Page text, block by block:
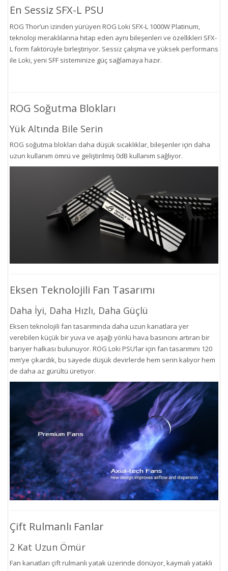
En Sessiz SFX-L PSU
ROG Thor’un izinden yürüyen ROG Loki SFX-L 1000W Platinum,
teknoloji meraklılarına hitap eden aynı bileşenleri ve özellikleri SFX-
L form faktörüyle birleştiriyor. Sessiz çalışma ve yüksek performans
ile Loki, yeni SFF sisteminize güç sağlamaya hazır.
ROG Soğutma Blokları
Yük Altında Bile Serin
ROG soğutma blokları daha düşük sıcaklıklar, bileşenler için daha
uzun kullanım ömrü ve geliştirilmiş 0dB kullanım sağlıyor.
Eksen Teknolojili Fan Tasarımı
Daha İyi, Daha Hızlı, Daha Güçlü
Eksen teknolojili fan tasarımında daha uzun kanatlara yer
verebilen küçük bir yuva ve aşağı yönlü hava basıncını artıran bir
bariyer halkası bulunuyor. ROG Loki PSU’lar için fan tasarımını 120
mm’ye çıkardık, bu sayede düşük devirlerde hem serin kalıyor hem
de daha az gürültü üretiyor.
Çift Rulmanlı Fanlar
2 Kat Uzun Ömür
Fan kanatları çift rulmanlı yatak üzerinde dönüyor, kaymalı yataklı